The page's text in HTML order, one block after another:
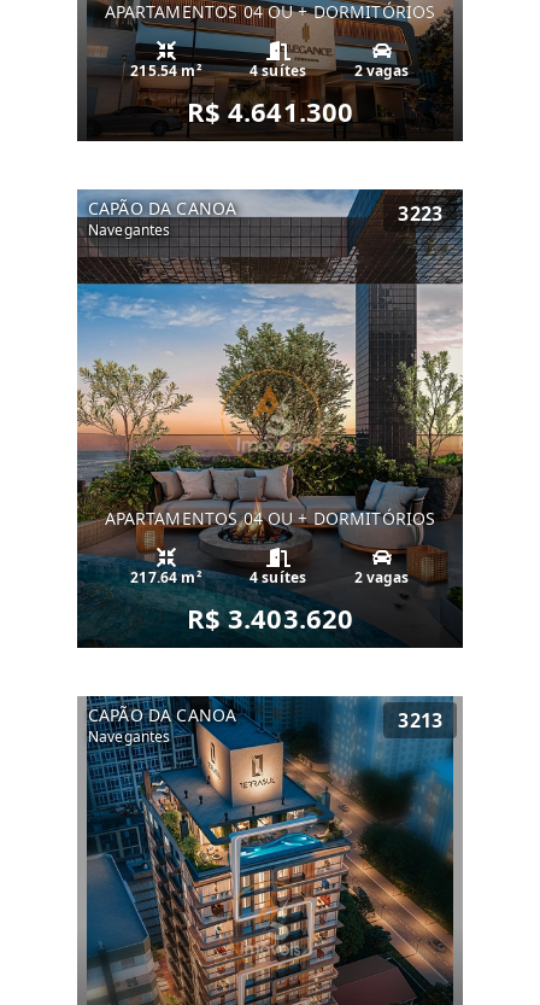
APARTAMENTOS 04 OU + DORMITÓRIOS
215.54 m² 4 suítes 2 vagas
R$ 4.641.300
CAPÃO DA CANOA
Navegantes
3223
APARTAMENTOS 04 OU + DORMITÓRIOS
217.64 m² 4 suítes 2 vagas
R$ 3.403.620
CAPÃO DA CANOA
Navegantes
3213